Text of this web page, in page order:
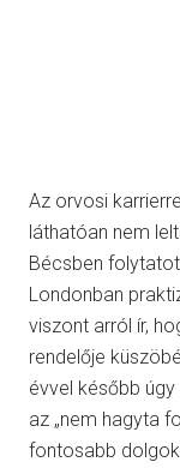
Az orvosi
láthatóan nem
Bécsben
Londonban
viszont arról ír,
rendelője
évvel később
az „nem hagyta
fontosabb